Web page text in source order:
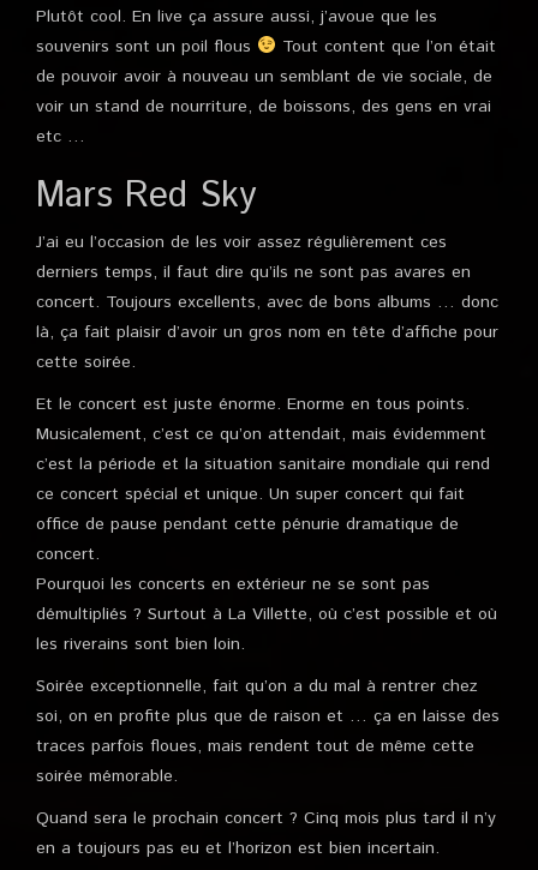
Plutôt cool. En live ça assure aussi, j’avoue que les
souvenirs sont un poil flous
Tout content que l’on était
de pouvoir avoir à nouveau un semblant de vie sociale, de
voir un stand de nourriture, de boissons, des gens en vrai
etc …
Mars Red Sky
J’ai eu l’occasion de les voir assez régulièrement ces
derniers temps, il faut dire qu’ils ne sont pas avares en
concert. Toujours excellents, avec de bons albums … donc
là, ça fait plaisir d’avoir un gros nom en tête d’affiche pour
cette soirée.
Et le concert est juste énorme. Enorme en tous points.
Musicalement, c’est ce qu’on attendait, mais évidemment
c’est la période et la situation sanitaire mondiale qui rend
ce concert spécial et unique. Un super concert qui fait
office de pause pendant cette pénurie dramatique de
concert.
Pourquoi les concerts en extérieur ne se sont pas
démultipliés ? Surtout à La Villette, où c’est possible et où
les riverains sont bien loin.
Soirée exceptionnelle, fait qu’on a du mal à rentrer chez
soi, on en profite plus que de raison et … ça en laisse des
traces parfois floues, mais rendent tout de même cette
soirée mémorable.
Quand sera le prochain concert ? Cinq mois plus tard il n’y
en a toujours pas eu et l’horizon est bien incertain.